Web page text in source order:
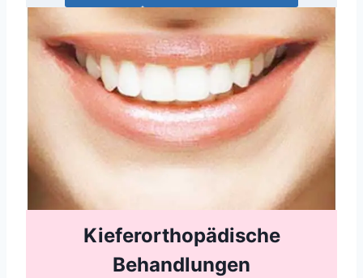
Kieferorthopädische
Behandlungen